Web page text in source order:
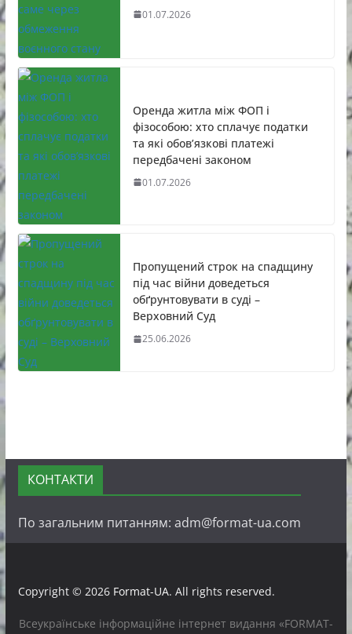
01.07.2026
Оренда житла між ФОП і
фізособою: хто сплачує податки
та які обов’язкові платежі
передбачені законом
01.07.2026
Пропущений строк на спадщину
під час війни доведеться
обґрунтовувати в суді –
Верховний Суд
25.06.2026
КОНТАКТИ
По загальним питанням: adm@format-ua.com
Copyright © 2026 Format-UA. All rights reserved.
Всеукраїнське інформаційне інтернет видання «FORMAT-